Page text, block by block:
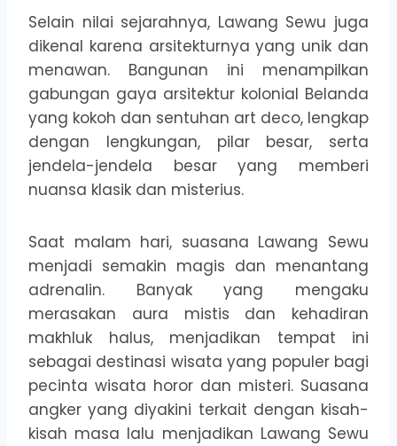
Selain nilai sejarahnya, Lawang Sewu juga
dikenal karena arsitekturnya yang unik dan
menawan. Bangunan ini menampilkan
gabungan gaya arsitektur kolonial Belanda
yang kokoh dan sentuhan art deco, lengkap
dengan lengkungan, pilar besar, serta
jendela-jendela besar yang memberi
nuansa klasik dan misterius.
Saat malam hari, suasana Lawang Sewu
menjadi semakin magis dan menantang
adrenalin. Banyak yang mengaku
merasakan aura mistis dan kehadiran
makhluk halus, menjadikan tempat ini
sebagai destinasi wisata yang populer bagi
pecinta wisata horor dan misteri. Suasana
angker yang diyakini terkait dengan kisah-
kisah masa lalu menjadikan Lawang Sewu